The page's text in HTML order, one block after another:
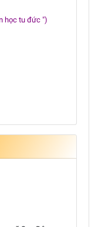
học tu đức ")